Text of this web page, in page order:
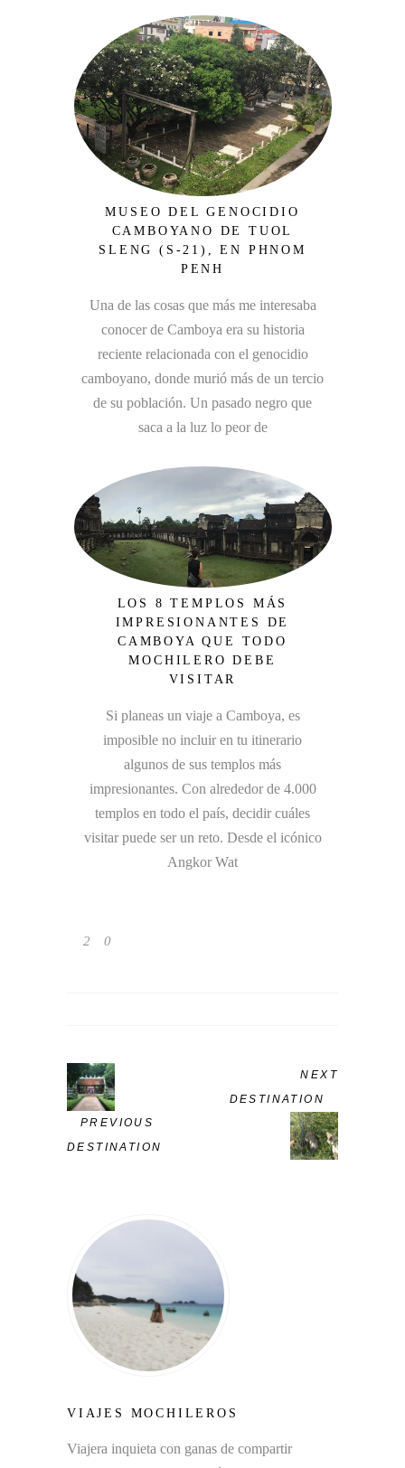
MUSEO DEL GENOCIDIO
CAMBOYANO DE TUOL
SLENG (S-21), EN PHNOM
PENH
Una de las cosas que más me interesaba
conocer de Camboya era su historia
reciente relacionada con el genocidio
camboyano, donde murió más de un tercio
de su población. Un pasado negro que
saca a la luz lo peor de
LOS 8 TEMPLOS MÁS
IMPRESIONANTES DE
CAMBOYA QUE TODO
MOCHILERO DEBE
VISITAR
Si planeas un viaje a Camboya, es
imposible no incluir en tu itinerario
algunos de sus templos más
impresionantes. Con alrededor de 4.000
templos en todo el país, decidir cuáles
visitar puede ser un reto. Desde el icónico
Angkor Wat
2 0
PREVIOUS
DESTINATION
NEXT
DESTINATION
VIAJES MOCHILEROS
Viajera inquieta con ganas de compartir